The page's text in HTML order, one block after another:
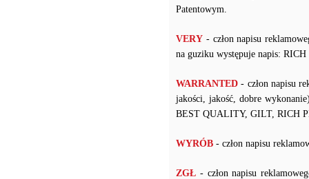
Patentowym.
VERY - człon napisu
na guziku występuje napis:
WARRANTED - człon napisu
jakości, jakość, dobre
BEST QUALITY, GILT, RICH
WYRÓB - człon napisu
ZGŁ - człon napisu